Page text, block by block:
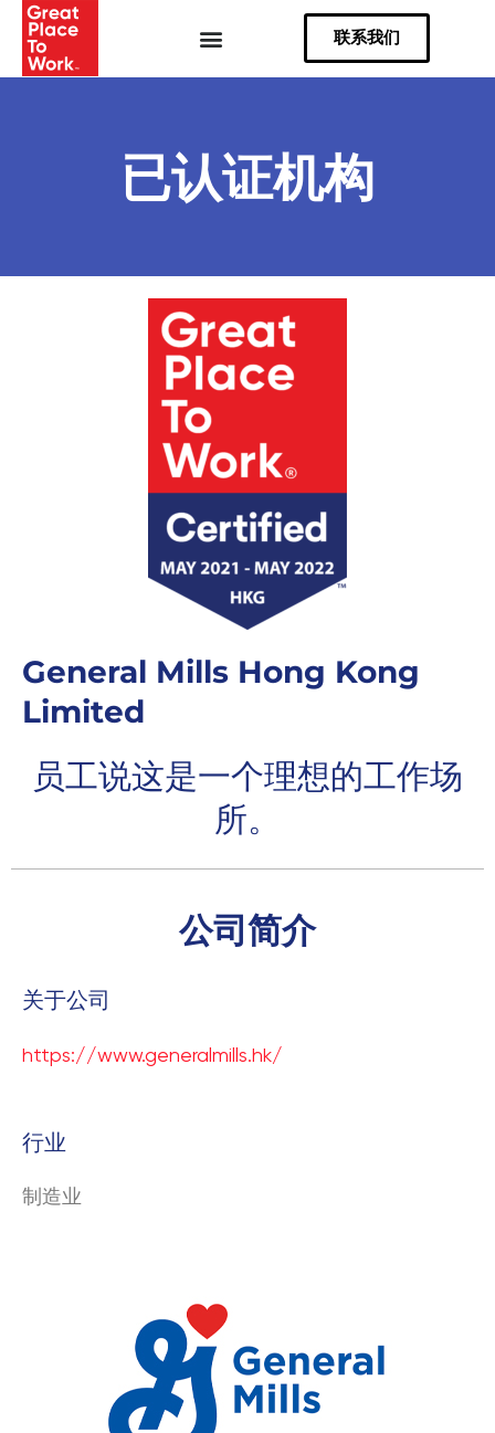
Skip
content
联系我们
已认证机构
General Mills Hong Kong
Limited
员工说这是一个理想的工作场
所。
公司简介
关于公司
https://www.generalmills.hk/
行业
制造业